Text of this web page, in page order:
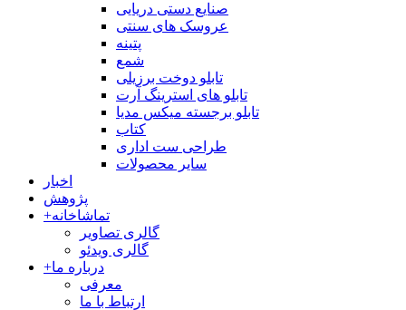
صنایع دستی دریایی
عروسک های سنتی
پتینه
شمع
تابلو دوخت برزیلی
تابلو های استرینگ آرت
تابلو برجسته میکس مدیا
کتاب
طراحی ست اداری
سایر محصولات
اخبار
پژوهش
+تماشاخانه
گالری تصاویر
گالری ویدئو
+درباره ما
معرفی
ارتباط با ما